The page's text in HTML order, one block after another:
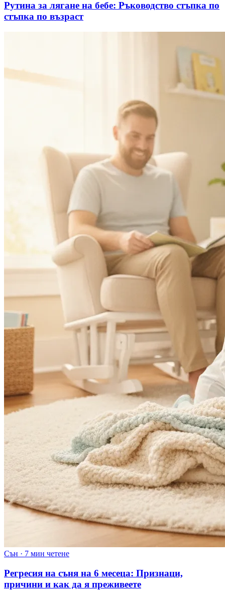
Рутина за лягане на бебе: Ръководство стъпка по
стъпка по възраст
Сън · 7 мин четене
Регресия на съня на 6 месеца: Признаци,
причини и как да я преживеете